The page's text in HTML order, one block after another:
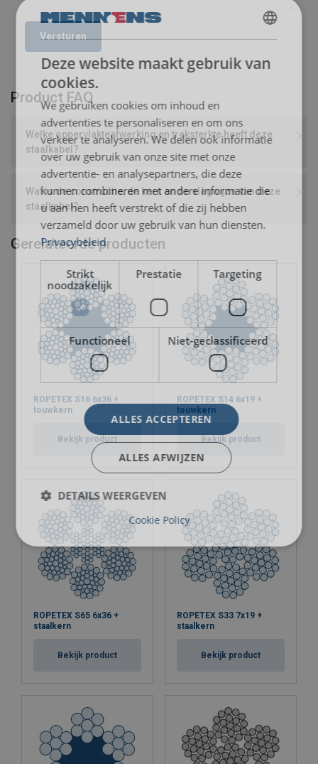
Versturen
Product FAQ
Welke oppervlakteafwerking en treksterkte heeft deze
staalkabel?
Wat is de constructie, de kern en de slagwijze van deze
staalkabel?
Gerelateerde producten
ROPETEX S16 6x36 +
touwkern
Bekijk product
ROPETEX S14 6x19 +
touwkern
Bekijk product
ROPETEX S65 6x36 +
staalkern
Bekijk product
ROPETEX S33 7x19 +
staalkern
Bekijk product
DUTCH
ENGLISH TRANSLATION
Deze website maakt gebruik van
cookies.
We gebruiken cookies om inhoud en
advertenties te personaliseren en om ons
verkeer te analyseren. We delen ook informatie
over uw gebruik van onze site met onze
advertentie- en analysepartners, die deze
kunnen combineren met andere informatie die
u aan hen heeft verstrekt of die zij hebben
verzameld door uw gebruik van hun diensten.
Privacybeleid
Strikt
noodzakelijk
Prestatie Targeting
Functioneel Niet-geclassificeerd
ALLES ACCEPTEREN
ALLES AFWIJZEN
DETAILS WEERGEVEN
Cookie Policy